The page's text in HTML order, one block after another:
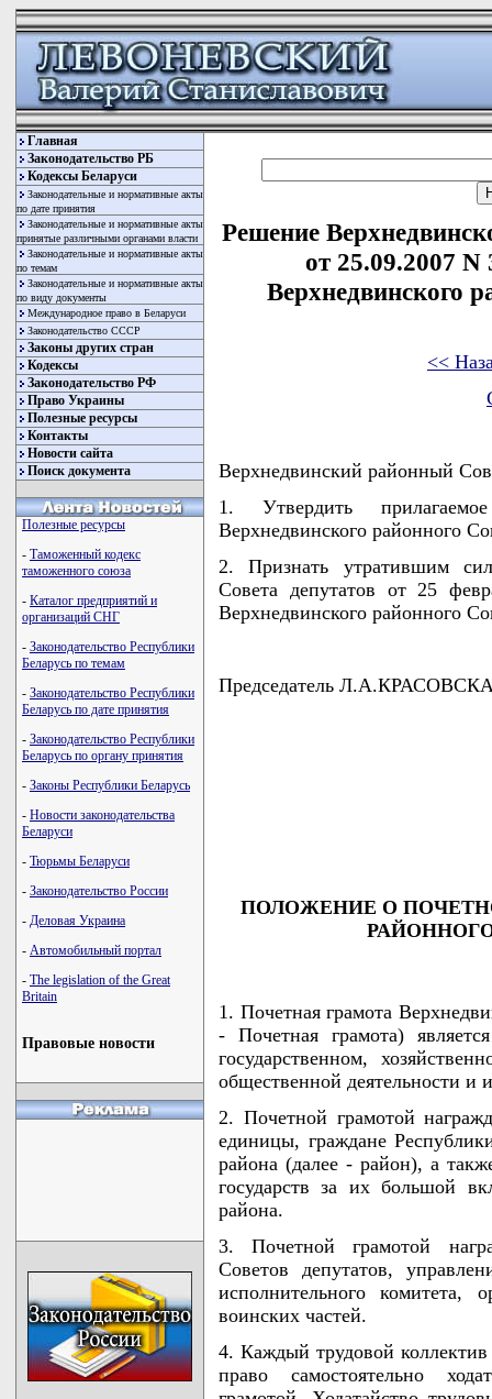
Главная
Законодательство РБ
Кодексы Беларуси
Законодательные и нормативные акты
по дате принятия
Законодательные и нормативные акты
принятые различными органами власти
Законодательные и нормативные акты
по темам
Законодательные и нормативные акты
по виду документы
Международное право в Беларуси
Законодательство СССР
Законы других стран
Кодексы
Законодательство РФ
Право Украины
Полезные ресурсы
Контакты
Новости сайта
Поиск документа
Полезные ресурсы
- Таможенный кодекс
таможенного союза
- Каталог предприятий и
организаций СНГ
- Законодательство Республики
Беларусь по темам
- Законодательство Республики
Беларусь по дате принятия
- Законодательство Республики
Беларусь по органу принятия
- Законы Республики Беларусь
- Новости законодательства
Беларуси
- Тюрьмы Беларуси
- Законодательство России
- Деловая Украина
- Автомобильный портал
- The legislation of the Great
Britain
Правовые новости
Решение
от 25.09.2007
Верхнедвинского
<<
Верхнедвинский районный
1. Утвердить
Верхнедвинского районного
2. Признать утратившим
Совета депутатов от 25
Верхнедвинского районного
Председатель
ПОЛОЖЕНИЕ О
1. Почетная грамота
- Почетная грамота)
государственном,
общественной деятельности и
2. Почетной грамотой
единицы, граждане
района (далее - район), а
государств за их большой
района.
3. Почетной грамотой
Советов депутатов,
исполнительного комитета,
воинских частей.
4. Каждый трудовой
право самостоятельно